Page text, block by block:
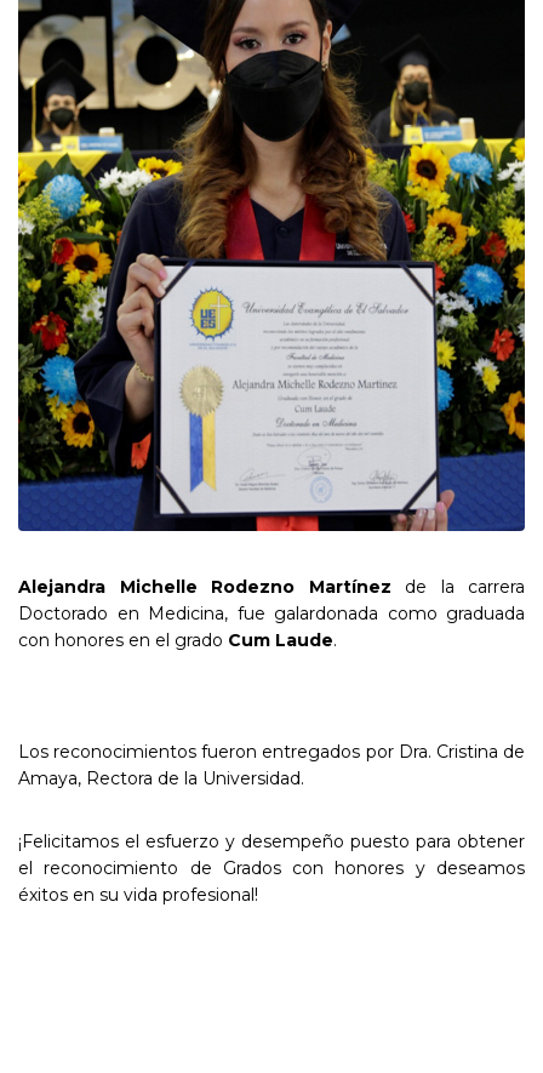
Alejandra Michelle Rodezno Martínez de la carrera
Doctorado en Medicina, fue galardonada como graduada
con honores en el grado Cum Laude.
Los reconocimientos fueron entregados por Dra. Cristina de
Amaya, Rectora de la Universidad.
¡Felicitamos el esfuerzo y desempeño puesto para obtener
el reconocimiento de Grados con honores y deseamos
éxitos en su vida profesional!